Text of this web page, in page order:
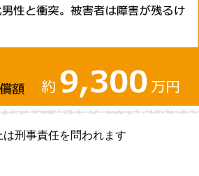
刑事責任を問われます